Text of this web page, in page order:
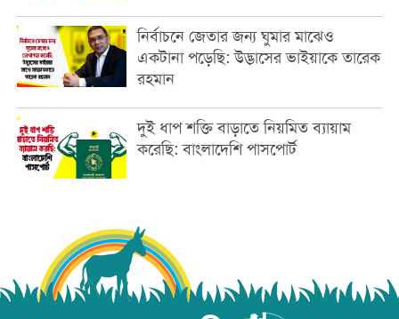
নির্বাচনে জেতার জন্য ঘুমার মাঝেও
একটানা পড়েছি: উদ্ভাসের ভাইয়াকে তারেক
রহমান
দুই ধাপ শক্তি বাড়াতে নিয়মিত ব্যায়াম
করেছি: বাংলাদেশি পাসপোর্ট